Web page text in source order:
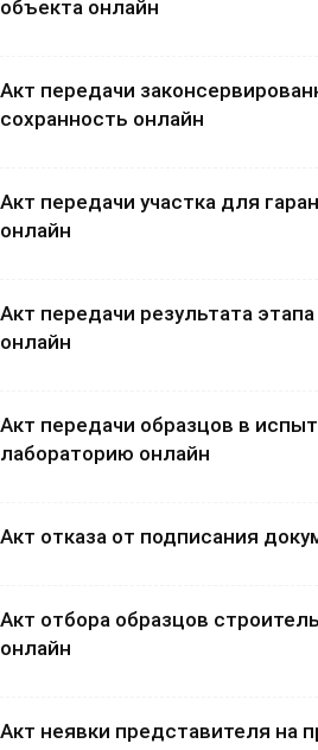
объекта онлайн
Акт передачи
сохранность онлайн
Акт передачи участка для
онлайн
Акт передачи результата
онлайн
Акт передачи образцов в
лабораторию онлайн
Акт отказа от подписания
Акт отбора образцов
онлайн
Акт неявки представителя на